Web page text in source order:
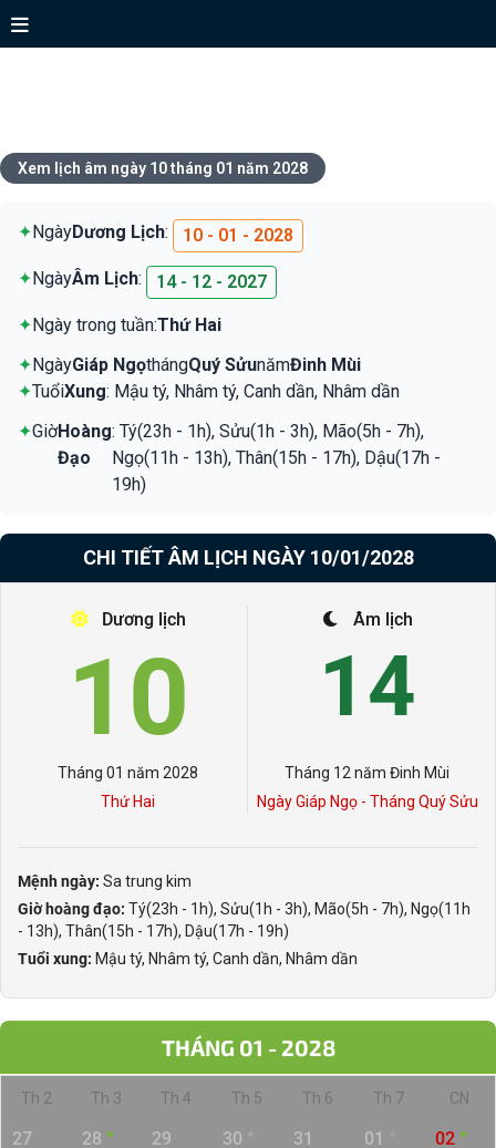
Xem lịch âm ngày 10 tháng 01 năm 2028
✦NgàyDương Lịch: 10 - 01 - 2028
✦NgàyÂm Lịch: 14 - 12 - 2027
✦Ngày trong tuần:Thứ Hai
✦NgàyGiáp NgọthángQuý SửunămĐinh Mùi
✦TuổiXung: Mậu tý, Nhâm tý, Canh dần, Nhâm dần
✦GiờHoàng
Đạo
: Tý(23h - 1h), Sửu(1h - 3h), Mão(5h - 7h),
Ngọ(11h - 13h), Thân(15h - 17h), Dậu(17h -
19h)
CHI TIẾT ÂM LỊCH NGÀY 10/01/2028
Dương lịch
10
Tháng 01 năm 2028
Thứ Hai
Âm lịch
14
Tháng 12 năm Đinh Mùi
Ngày Giáp Ngọ - Tháng Quý Sửu
Mệnh ngày: Sa trung kim
Giờ hoàng đạo: Tý(23h - 1h), Sửu(1h - 3h), Mão(5h - 7h), Ngọ(11h
- 13h), Thân(15h - 17h), Dậu(17h - 19h)
Tuổi xung: Mậu tý, Nhâm tý, Canh dần, Nhâm dần
THÁNG 01 - 2028
Th 2 Th 3 Th 4 Th 5 Th 6 Th 7 CN
27 28 29 30 31 01 02